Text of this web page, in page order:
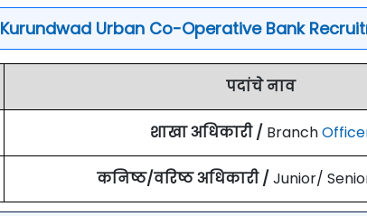
Kurundwad Urban Co-Operative Bank
पदांचे नाव
शाखा अधिकारी / Branch
कनिष्ठ/वरिष्ठ अधिकारी / Junior/